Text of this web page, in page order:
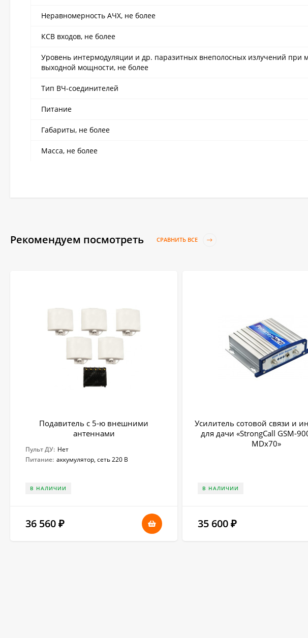
Неравномерность АЧХ, не более
КСВ входов, не более
Уровень интермодуляции и др. паразитных внеполосных излучений при
выходной мощности, не более
Тип ВЧ-соединителей
Питание
Габариты, не более
Масса, не более
Рекомендуем посмотреть СРАВНИТЬ ВСЕ
Подавитель с 5-ю внешними
антеннами
Пульт ДУ: Нет
Питание: аккумулятор, сеть 220 В
В НАЛИЧИИ
36 560 ₽
Усилитель сотовой связи и
для дачи «StrongCall GSM-
MDx70»
В НАЛИЧИИ
35 600₽